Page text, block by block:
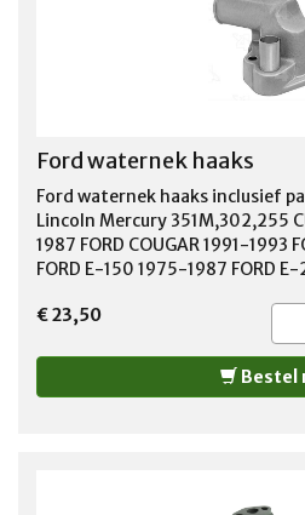
Ford waternek haaks
Ford waternek haaks inclusief
Lincoln Mercury 351M,302,255
1987 FORD COUGAR 1991-1993
FORD E-150 1975-1987 FORD
1980-1983 FORD F-150 1980-
1985 FORD F-350 1980-1985
LTD CROWN VICTORIA 1983
FORD MUSTANG II 1974-1978
€ 23,50
Bestel